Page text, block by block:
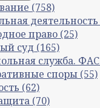
(758)
деятельность
право (25)
суд (165)
служба. ФАС
споры (55)
(62)
(70)